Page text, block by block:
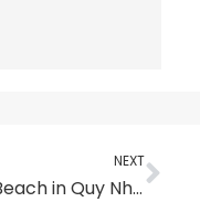
NEXT
Xep Beach in Quy Nhon – Paradijs voor backpackers en strandliefhebbers